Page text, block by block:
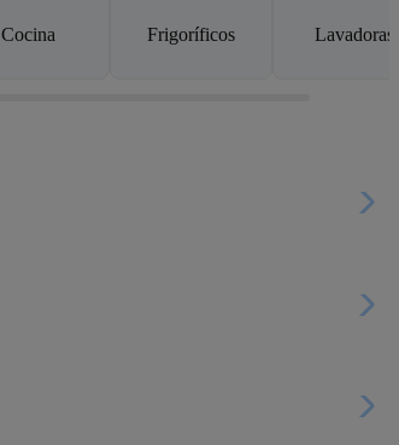
Cocina Frigoríficos Lavadoras